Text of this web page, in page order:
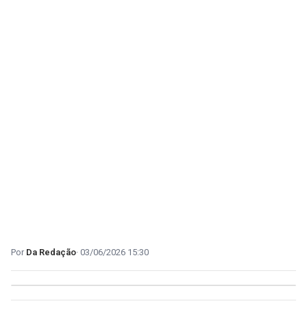
Da Redação 03/06/2026 15:30